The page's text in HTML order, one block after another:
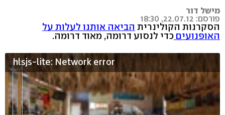
מישל דור
פורסם: 22.07.12, 18:30
הסקרנות הקולינרית הביאה אותנו לעלות על
האופנועים כדי לנסוע דרומה, מאוד דרומה.
hlsjs-lite: Network error